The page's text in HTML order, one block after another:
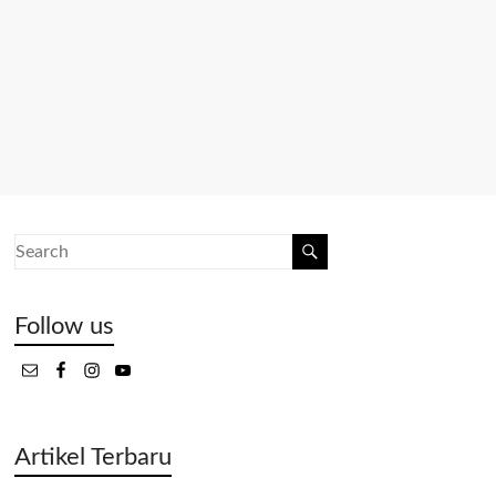
Follow us
Artikel Terbaru